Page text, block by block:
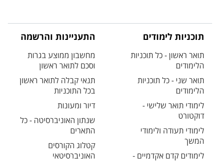
תוכניות לימודים
תואר ראשון - כל תוכניות
הלימודים
תואר שני - כל תוכניות
הלימודים
לימודי תואר שלישי -
דוקטורט
לימודי תעודה ולימודי
המשך
לימודים קדם אקדמיים -
התעניינות והרשמה
מחשבון ממוצע בגרות
וסכם לתואר ראשון
תנאי קבלה לתואר ראשון
בכל התוכניות
דיור ומעונות
שנתון האוניברסיטה - כל
התארים
קטלוג הקורסים
האוניברסיטאי